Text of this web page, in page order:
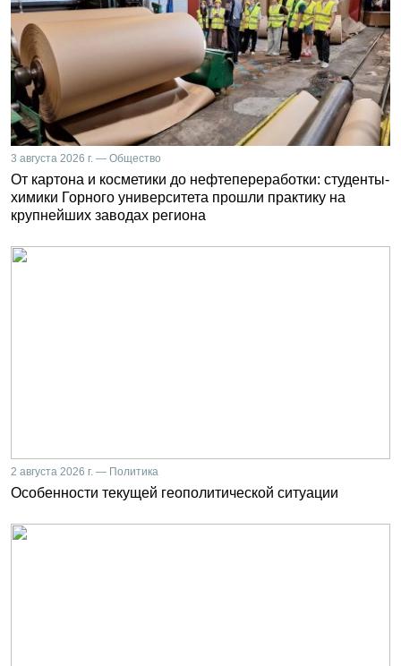
3 августа 2026 г. — Общество
От картона и косметики до нефтепереработки: студенты-
химики Горного университета прошли практику на
крупнейших заводах региона
2 августа 2026 г. — Политика
Особенности текущей геополитической ситуации